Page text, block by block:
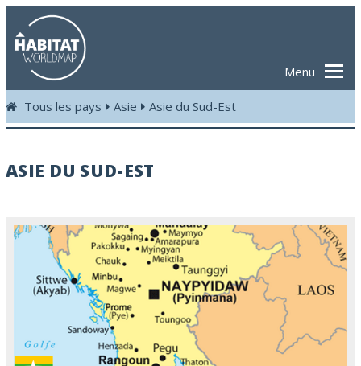
Menu
Tous les pays Asie Asie du Sud-Est
ASIE DU SUD-EST